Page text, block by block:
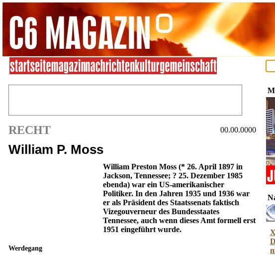
RECHT 00.00.0000
William P. Moss
William Preston Moss (* 26. April 1897 in
Jackson, Tennessee; ? 25. Dezember 1985
ebenda) war ein US-amerikanischer
Politiker. In den Jahren 1935 und 1936 war
er als Präsident des Staatssenats faktisch
Vizegouverneur des Bundesstaates
Tennessee, auch wenn dieses Amt formell erst
1951 eingeführt wurde.
Werdegang